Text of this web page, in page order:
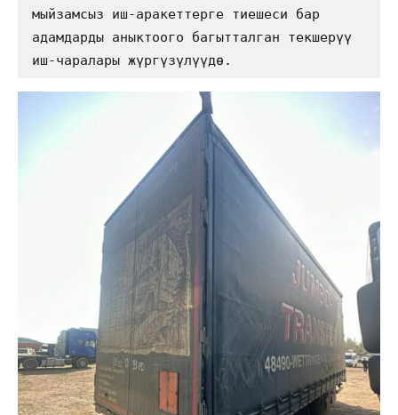
мыйзамсыз иш-аракеттерге тиешеси бар
адамдарды аныктоого багытталган текшерүү
иш-чаралары жүргүзүлүүдө.